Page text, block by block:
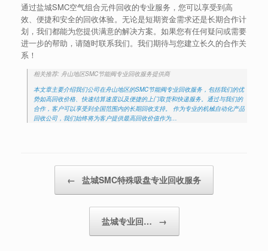
通过盐城SMC空气组合元件回收的专业服务，您可以享受到高
效、便捷和安全的回收体验。无论是短期资金需求还是长期合作计
划，我们都能为您提供满意的解决方案。如果您有任何疑问或需要
进一步的帮助，请随时联系我们。我们期待与您建立长久的合作关
系！
相关推荐: 舟山地区SMC节能阀专业回收服务提供商
本文章主要介绍我们公司在舟山地区的SMC节能阀专业回收服务，包括我们的优
势如高回收价格、快速结算速度以及便捷的上门取货和快递服务。通过与我们的
合作，客户可以享受到全国范围内的长期回收支持。 作为专业的机械自动化产品
回收公司，我们始终将为客户提供最高回收价值作为…
← 盐城SMC特殊吸盘专业回收服务
盐城专业回… →